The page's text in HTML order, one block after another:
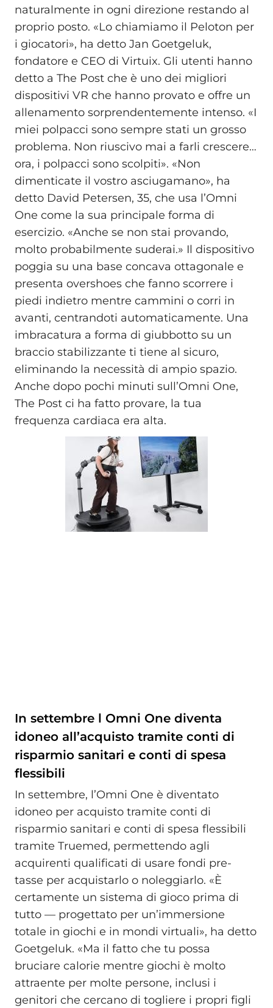
naturalmente in ogni direzione restando al
proprio posto. «Lo chiamiamo il Peloton per
i giocatori», ha detto Jan Goetgeluk,
fondatore e CEO di Virtuix. Gli utenti hanno
detto a The Post che è uno dei migliori
dispositivi VR che hanno provato e offre un
allenamento sorprendentemente intenso. «I
miei polpacci sono sempre stati un grosso
problema. Non riuscivo mai a farli crescere…
ora, i polpacci sono scolpiti». «Non
dimenticate il vostro asciugamano», ha
detto David Petersen, 35, che usa l’Omni
One come la sua principale forma di
esercizio. «Anche se non stai provando,
molto probabilmente suderai.» Il dispositivo
poggia su una base concava ottagonale e
presenta overshoes che fanno scorrere i
piedi indietro mentre cammini o corri in
avanti, centrandoti automaticamente. Una
imbracatura a forma di giubbotto su un
braccio stabilizzante ti tiene al sicuro,
eliminando la necessità di ampio spazio.
Anche dopo pochi minuti sull’Omni One,
The Post ci ha fatto provare, la tua
frequenza cardiaca era alta.
In settembre l Omni One diventa
idoneo all’acquisto tramite conti di
risparmio sanitari e conti di spesa
flessibili
In settembre, l’Omni One è diventato
idoneo per acquisto tramite conti di
risparmio sanitari e conti di spesa flessibili
tramite Truemed, permettendo agli
acquirenti qualificati di usare fondi pre-
tasse per acquistarlo o noleggiarlo. «È
certamente un sistema di gioco prima di
tutto — progettato per un’immersione
totale in giochi e in mondi virtuali», ha detto
Goetgeluk. «Ma il fatto che tu possa
bruciare calorie mentre giochi è molto
attraente per molte persone, inclusi i
genitori che cercano di togliere i propri figli